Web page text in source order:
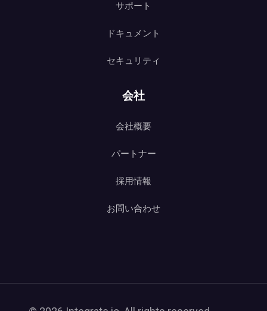
サポート
ドキュメント
セキュリティ
会社
会社概要
パートナー
採用情報
お問い合わせ